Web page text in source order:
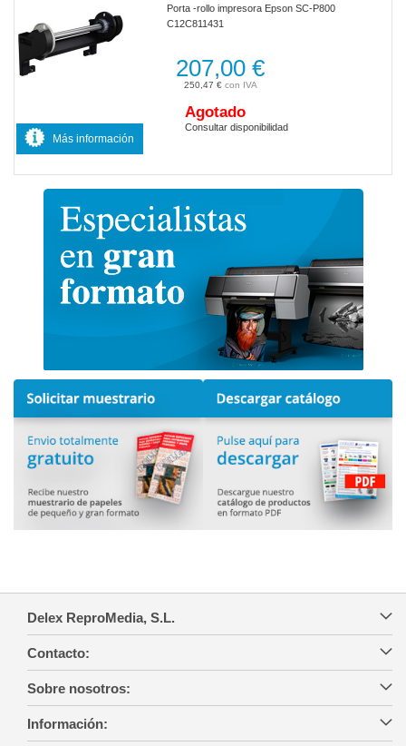
Más información
Porta -rollo impresora Epson SC-P800
C12C811431
250,47 €
207,00 €
Agotado
Consultar disponibilidad
Delex ReproMedia, S.L.
Contacto:
Sobre nosotros:
Información: